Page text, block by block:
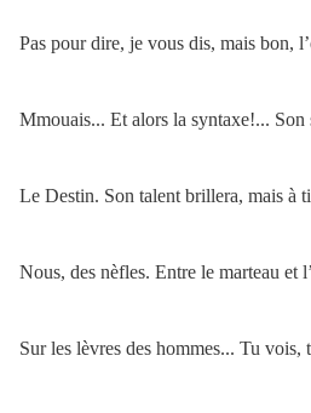
Pas pour dire, je vous dis, mais bon,
Mmouais... Et alors la syntaxe!... Son
Le Destin. Son talent brillera, mais à
Nous, des nèfles. Entre le marteau et
Sur les lèvres des hommes... Tu vois,